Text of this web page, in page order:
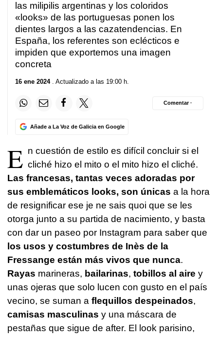
las milipilis argentinas y los coloridos
«looks» de las portuguesas ponen los
dientes largos a las cazatendencias. En
España, los referentes son eclécticos e
impiden que exportemos una imagen
concreta
16 ene 2024. Actualizado a las 19:00 h.
Añade a La Voz de Galicia en Google
Comentar ·
E n cuestión de estilo es difícil concluir si el
cliché hizo el mito o el mito hizo el cliché.
Las francesas, tantas veces adoradas por
sus emblemáticos looks, son únicas a la hora
de resignificar ese je ne sais quoi que se les
otorga junto a su partida de nacimiento, y basta
con dar un paseo por Instagram para saber que
los usos y costumbres de Inès de la
Fressange están más vivos que nunca.
Rayas marineras, bailarinas, tobillos al aire y
unas ojeras que solo lucen con gusto en el país
vecino, se suman a flequillos despeinados,
camisas masculinas y una máscara de
pestañas que sigue de after. El look parisino,